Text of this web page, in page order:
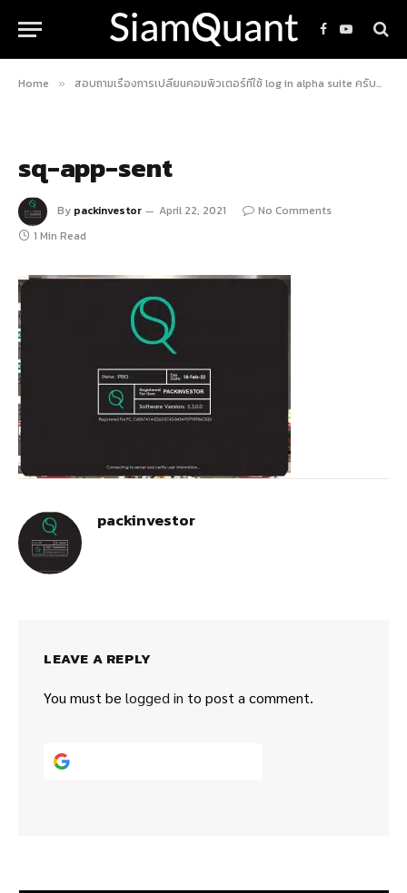
Facebook
YouTube
Home » สอบถามเรื่องการเปลี่ยนคอมพิวเตอร์ที่ใช้ log in alpha suite ครับ
sq-app-sent
By packinvestor April 22, 2021
No Comments
1 Min Read
packinvestor
LEAVE A REPLY
You must be logged in to post a comment.